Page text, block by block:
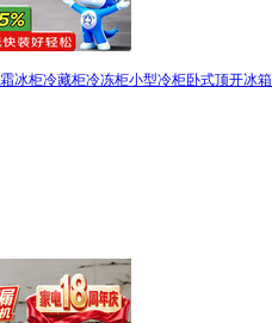
冰柜冷藏柜冷冻柜小型冷柜卧式顶开冰箱